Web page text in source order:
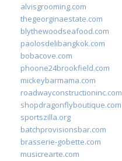
alvisgrooming.com
thegeorginaestate.com
blythewoodseafood.com
paolosdelibangkok.com
bobacove.com
phoone24brookfield.com
mickeybarmama.com
roadwayconstructioninc.com
shopdragonflyboutique.com
sportszilla.org
batchprovisionsbar.com
brasserie-gobette.com
musicrearte.com